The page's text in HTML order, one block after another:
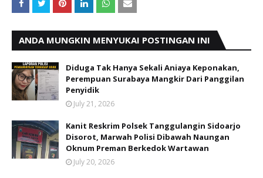
ANDA MUNGKIN MENYUKAI POSTINGAN INI
Diduga Tak Hanya Sekali Aniaya Keponakan,
Perempuan Surabaya Mangkir Dari Panggilan
Penyidik
July 21, 2026
Kanit Reskrim Polsek Tanggulangin Sidoarjo
Disorot, Marwah Polisi Dibawah Naungan
Oknum Preman Berkedok Wartawan
July 20, 2026